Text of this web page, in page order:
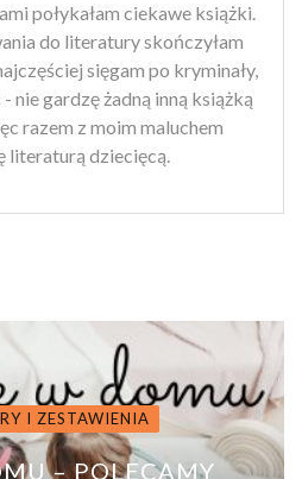
połykałam ciekawe książki.
do literatury skończyłam
sięgam po kryminały,
nie gardzę żadną inną książką
razem z moim maluchem
literaturą dziecięcą.
I ZESTAWIENIA
– POLECAMY